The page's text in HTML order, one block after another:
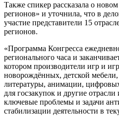
Также спикер рассказала о
регионов» и уточнила, что в
участие представители 15
регионов.
«Программа Конгресса
регионального часа и
котором производители игр и
новорождённых, детской
литературы, анимации,
для госзакупок и другие
ключевые проблемы и задачи
стабилизации деятельности в